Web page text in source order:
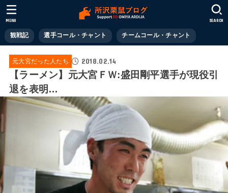
観戦記 選手コール・チャント チームコール・チャント
SEARCH
MENU
元大宮だった人たち 2018.02.14
【ラーメン】元大宮ＦＷ:盛田剛平選手が現役引
退を表明…